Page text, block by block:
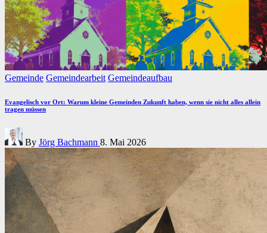
Posted
Gemeinde Gemeindearbeit Gemeindeaufbau
Evangelisch vor Ort: Warum kleine Gemeinden Zukunft haben, wenn sie nicht alles allein
tragen müssen
Posted
by
By Jörg Bachmann 8. Mai 2026